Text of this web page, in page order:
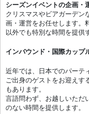
シーズンイベントの企画・
クリスマスやビアガーデン
画・運営をお任せします。
以外でも特別な時間を提供
インバウンド・国際カップ
近年では、日本でのパーテ
ご出身のゲストをお迎えす
もあります。
言語問わず、お越しいただ
のない時間を提供します。